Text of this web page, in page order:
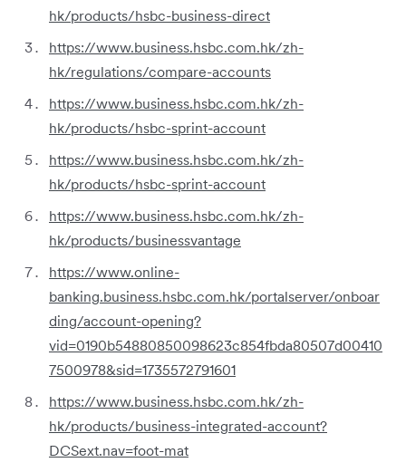
hk/products/hsbc-business-direct
https://www.business.hsbc.com.hk/zh-
hk/regulations/compare-accounts
https://www.business.hsbc.com.hk/zh-
hk/products/hsbc-sprint-account
https://www.business.hsbc.com.hk/zh-
hk/products/hsbc-sprint-account
https://www.business.hsbc.com.hk/zh-
hk/products/businessvantage
https://www.online-
banking.business.hsbc.com.hk/portalserver/onboar
ding/account-opening?
vid=0190b54880850098623c854fbda80507d00410
7500978&sid=1735572791601
https://www.business.hsbc.com.hk/zh-
hk/products/business-integrated-account?
DCSext.nav=foot-mat